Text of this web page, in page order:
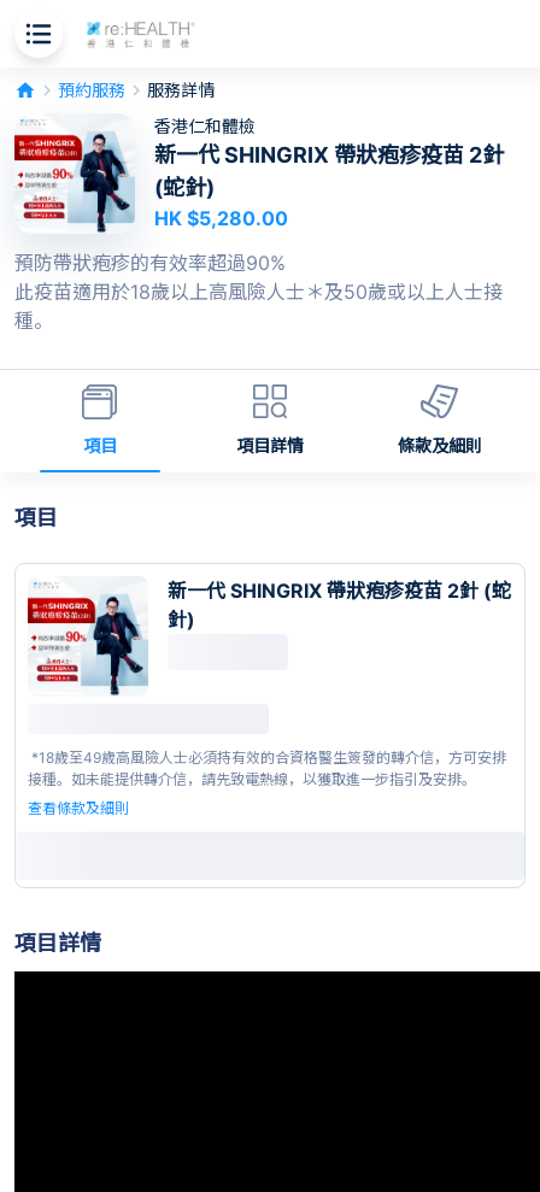
home keyboard_arrow_right 預約服務 keyboard_arrow_right 服務詳情
香港仁和體檢
新一代 SHINGRIX 帶狀疱疹疫苗 2針
(蛇針)
HK $5,280.00
預防帶狀疱疹的有效率超過90%
此疫苗適用於18歲以上高風險人士＊及50歲或以上人士接
種。
項目 項目詳情 條款及細則
項目
新一代 SHINGRIX 帶狀疱疹疫苗 2針 (蛇
針)
*18歲至49歲高風險人士必須持有效的合資格醫生簽發的轉介信，方可安排
查看條款及細則
項目詳情